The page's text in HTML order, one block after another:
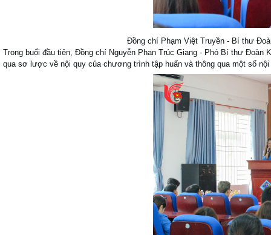
Đồng chí Phạm Việt Truyền - Bí thư
Trong buổi đầu tiên, Đồng chí Nguyễn Phan Trúc Giang - Phó Bí thư Đoàn
qua sơ lược về nội quy của chương trình tập huấn và thông qua một số